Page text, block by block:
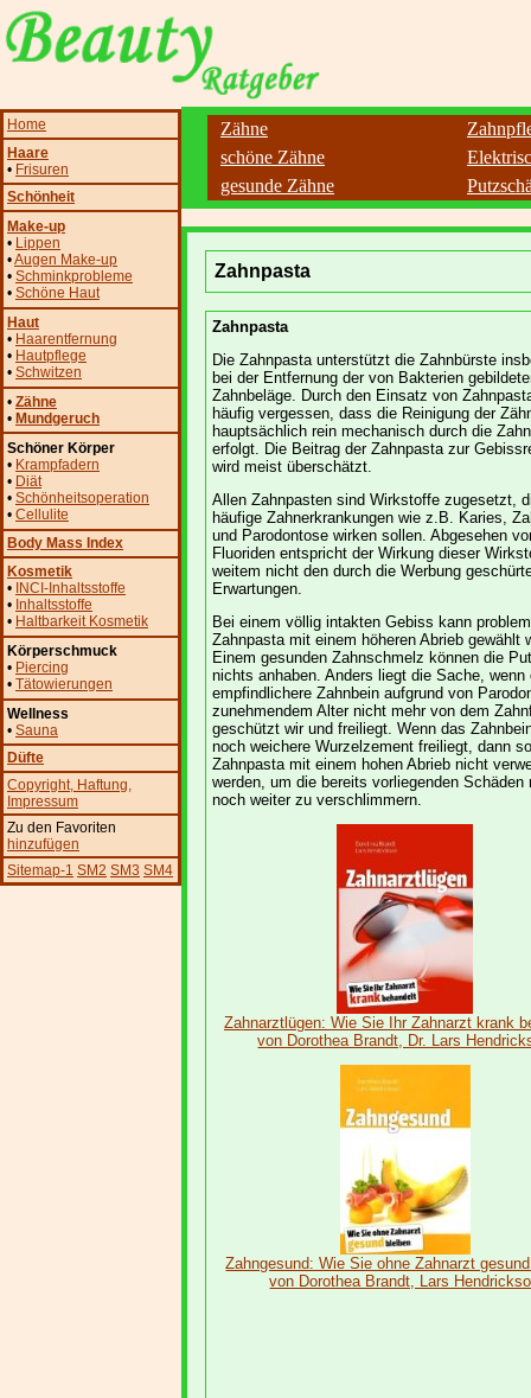
Zähne
schöne Zähne
gesunde Zähne
Zahnpasta
Zahnpasta
Die Zahnpasta unterstützt die Zahnbürste
bei der Entfernung der von Bakterien
Zahnbeläge. Durch den Einsatz von
häufig vergessen, dass die Reinigung der
hauptsächlich rein mechanisch durch die
erfolgt. Die Beitrag der Zahnpasta zur
wird meist überschätzt.
Allen Zahnpasten sind Wirkstoffe zugesetzt,
häufige Zahnerkrankungen wie z.B. Karies,
und Parodontose wirken sollen. Abgesehen
Fluoriden entspricht der Wirkung dieser
weitem nicht den durch die Werbung
Erwartungen.
Bei einem völlig intakten Gebiss kann
Zahnpasta mit einem höheren Abrieb gewählt
Einem gesunden Zahnschmelz können die
nichts anhaben. Anders liegt die Sache, wenn
empfindlichere Zahnbein aufgrund von
zunehmendem Alter nicht mehr von dem
geschützt wir und freiliegt. Wenn das
noch weichere Wurzelzement freiliegt, dann
Zahnpasta mit einem hohen Abrieb nicht
werden, um die bereits vorliegenden Schäden
noch weiter zu verschlimmern.
Zahnarztlügen: Wie Sie Ihr Zahnarzt krank
von Dorothea Brandt, Dr. Lars
Zahngesund: Wie Sie ohne Zahnarzt
von Dorothea Brandt, Lars
Home
Haare
• Frisuren
Schönheit
Make-up
• Lippen
•Augen Make-up
• Schminkprobleme
• Schöne Haut
Haut
• Haarentfernung
• Hautpflege
• Schwitzen
• Zähne
• Mundgeruch
Schöner Körper
• Krampfadern
• Diät
• Schönheitsoperation
• Cellulite
Body Mass Index
Kosmetik
• INCI-Inhaltsstoffe
• Inhaltsstoffe
• Haltbarkeit Kosmetik
Körperschmuck
• Piercing
• Tätowierungen
Wellness
• Sauna
Düfte
Copyright, Haftung,
Impressum
Zu den Favoriten
hinzufügen
Sitemap-1 SM2 SM3 SM4